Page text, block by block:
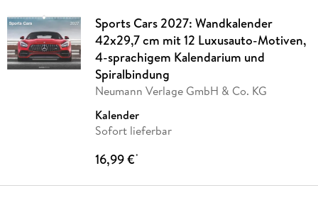
Sports Cars 2027: Wandkalender
42x29,7 cm mit 12 Luxusauto-Motiven,
4-sprachigem Kalendarium und
Spiralbindung
Neumann Verlage GmbH & Co. KG
Kalender
Sofort lieferbar
16,99 €*